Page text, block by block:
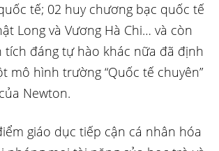
tế; 02 huy chương bạc quốc tế
Long và Vương Hà Chi… và còn
tích đáng tự hào khác nữa đã định
mô hình trường “Quốc tế chuyên”
Newton.
giáo dục tiếp cận cá nhân hóa